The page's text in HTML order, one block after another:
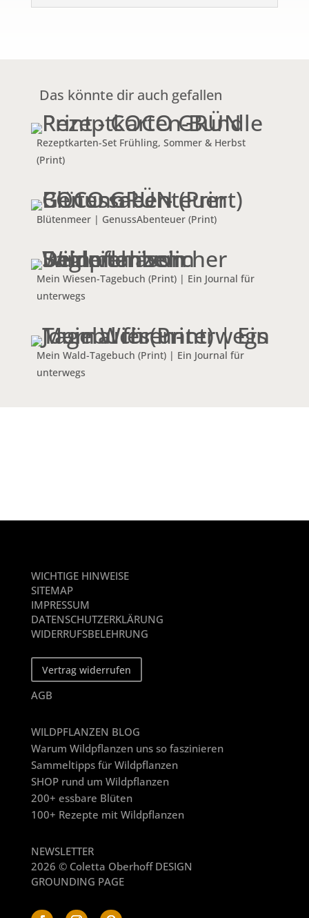
Das könnte dir auch gefallen
Rezeptkarten-Set Frühling, Sommer & Herbst
(Print)
Blütenmeer | GenussAbenteuer (Print)
Mein Wiesen-Tagebuch (Print) | Ein Journal für
unterwegs
Mein Wald-Tagebuch (Print) | Ein Journal für
unterwegs
WICHTIGE HINWEISE
SITEMAP
IMPRESSUM
DATENSCHUTZERKLÄRUNG
WIDERRUFSBELEHRUNG
Vertrag widerrufen
AGB
WILDPFLANZEN BLOG
Warum Wildpflanzen uns so faszinieren
Sammeltipps für Wildpflanzen
SHOP rund um Wildpflanzen
200+ essbare Blüten
100+ Rezepte mit Wildpflanzen
NEWSLETTER
2026 © Coletta Oberhoff DESIGN
GROUNDING PAGE